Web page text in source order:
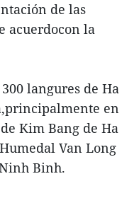
de las
acuerdocon la
langures de Ha
en
Kim Bang de Ha
Van Long
Binh.